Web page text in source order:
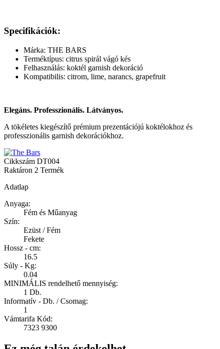
Specifikációk:
Márka: THE BARS
Terméktípus: citrus spirál vágó kés
Felhasználás: koktél garnish dekoráció
Kompatibilis: citrom, lime, narancs, grapefruit
Elegáns. Professzionális. Látványos.
A tökéletes kiegészítő prémium prezentációjú koktélokhoz és
professzionális garnish dekorációkhoz.
Cikkszám DT004
Raktáron 2 Termék
Adatlap
Anyaga:
Fém és Műanyag
Szín:
Ezüst / Fém
Fekete
Hossz - cm:
16.5
Súly - Kg:
0.04
MINIMÁLIS rendelhető mennyiség:
1 Db.
Informatív - Db. / Csomag:
1
Vámtarifa Kód:
7323 9300